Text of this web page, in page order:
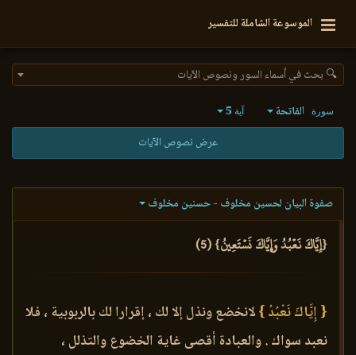
الموسوعة الشاملة للتفسير
🔍 بحث في أسماء السور ونصوص الآيات
سورة الفاتحة آية 5
عرض نصوص الآيات
صفوة البيان لحسين مخلوف - حسنين مخلوف
{إِيَّاكَ نَعۡبُدُ وَإِيَّاكَ نَسۡتَعِينُ} (5)
{ إِيَّاكَ نَعْبُدُ }لانخضع ونذل إلا لك ، إقرارا لك بالربوبية ، فلا
نعبد سواك . والعبادة أقصى غاية الخضوع والتذلل ،